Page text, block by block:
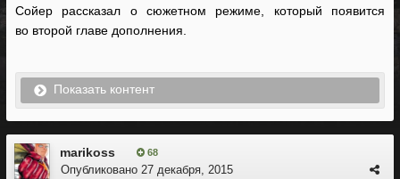
Сойер рассказал о сюжетном режиме, который появится
во второй главе дополнения.
Показать контент
marikoss 68
Опубликовано 27 декабря, 2015